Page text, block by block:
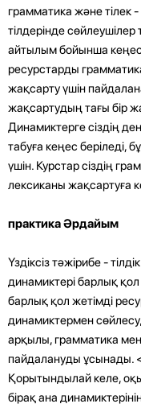
грамматика және тілек -
тілдерінде
айтылым бойынша кеңес
ресурстарды
жақсарту үшін
жақсартудың тағы бір
Динамиктерге сіздің
табуға кеңес беріледі,
үшін. Курстар сіздің
лексиканы жақсартуға
практика Әрдайым
Үздіксіз тәжірибе -
динамиктері барлық
барлық қол жетімді
динамиктермен
арқылы, грамматика
пайдалануды ұсынады.
Қорытындылай келе,
бірақ ана